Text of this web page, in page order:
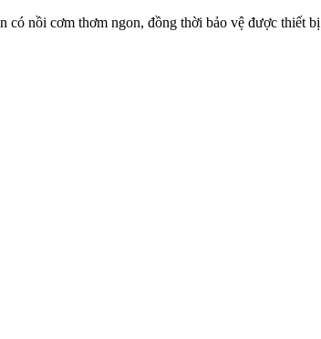
có nồi cơm thơm ngon, đồng thời bảo vệ được thiết